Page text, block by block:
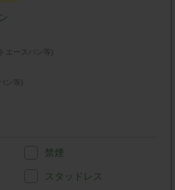
エースバン等)
ン等)
禁煙
スタッドレス